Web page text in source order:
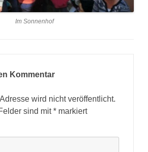
Im Sonnenhof
Kommentar
wird nicht veröffentlicht.
sind mit* markiert